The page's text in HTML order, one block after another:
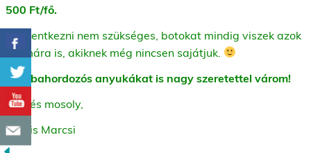
500 Ft/fő.
Bejelentkezni nem szükséges, botokat mindig viszek azok
számára is, akiknek még nincsen sajátjuk.
A babahordozós anyukákat is nagy szeretettel várom!
Üdv és mosoly,
Kocsis Marcsi